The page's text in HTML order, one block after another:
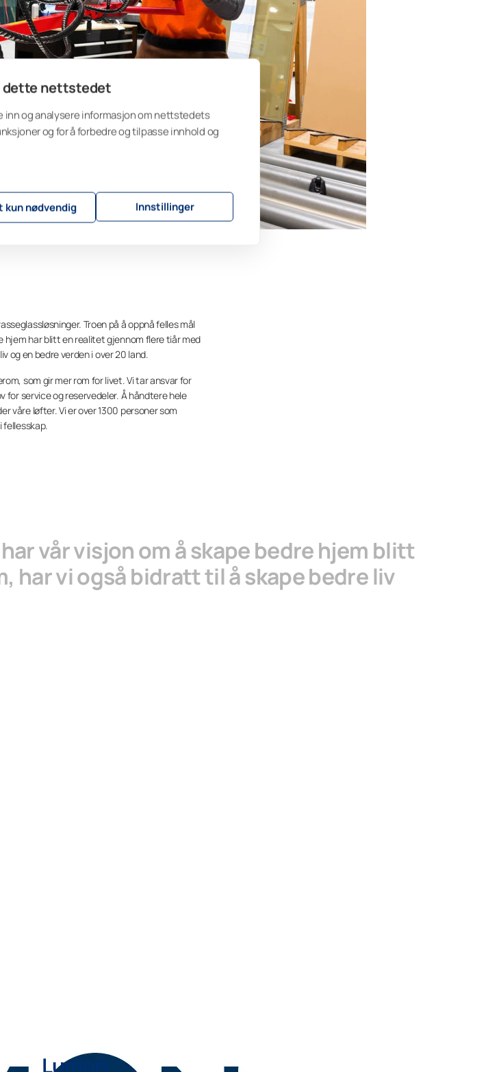
dette nettstedet
inn og analysere informasjon om nettstedets
og for å forbedre og tilpasse innhold og
kun nødvendig Innstillinger
Troen på å oppnå felles mål
hjem har blitt en realitet gjennom flere tiår med
og en bedre verden i over 20 land.
som gir mer rom for livet. Vi tar ansvar for
service og reservedeler. Å håndtere hele
våre løfter. Vi er over 1300 personer som
fellesskap.
vår visjon om å skape bedre hjem blitt
har vi også bidratt til å skape bedre liv
Lumon